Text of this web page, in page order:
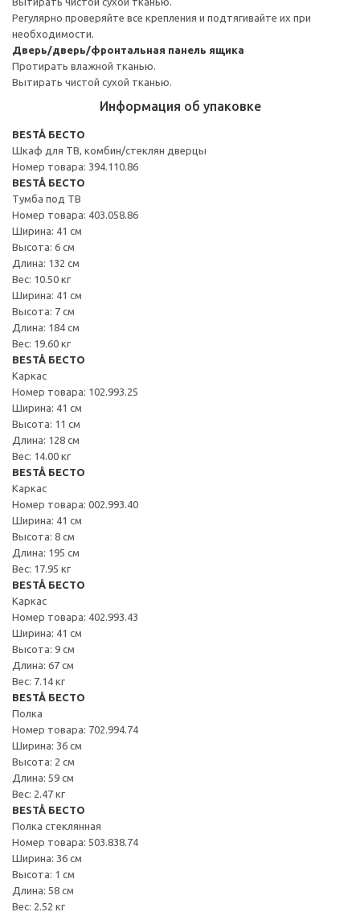
Регулярно проверяйте все крепления и подтягивайте их при
необходимости.
Дверь/дверь/фронтальная панель ящика
Протирать влажной тканью.
Вытирать чистой сухой тканью.
Информация об упаковке
BESTÅ БЕСТО
Шкаф для ТВ, комбин/стеклян дверцы
Номер товара: 394.110.86
BESTÅ БЕСТО
Тумба под ТВ
Номер товара: 403.058.86
Ширина: 41 см
Высота: 6 см
Длина: 132 см
Вес: 10.50 кг
Ширина: 41 см
Высота: 7 см
Длина: 184 см
Вес: 19.60 кг
BESTÅ БЕСТО
Каркас
Номер товара: 102.993.25
Ширина: 41 см
Высота: 11 см
Длина: 128 см
Вес: 14.00 кг
BESTÅ БЕСТО
Каркас
Номер товара: 002.993.40
Ширина: 41 см
Высота: 8 см
Длина: 195 см
Вес: 17.95 кг
BESTÅ БЕСТО
Каркас
Номер товара: 402.993.43
Ширина: 41 см
Высота: 9 см
Длина: 67 см
Вес: 7.14 кг
BESTÅ БЕСТО
Полка
Номер товара: 702.994.74
Ширина: 36 см
Высота: 2 см
Длина: 59 см
Вес: 2.47 кг
BESTÅ БЕСТО
Полка стеклянная
Номер товара: 503.838.74
Ширина: 36 см
Высота: 1 см
Длина: 58 см
Вес: 2.52 кг